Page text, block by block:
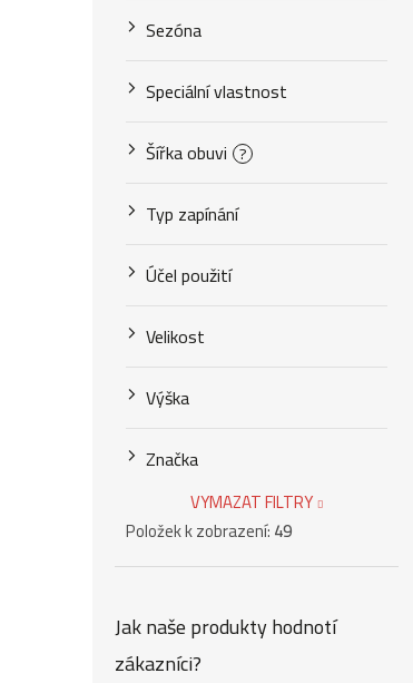
Sezóna
Speciální vlastnost
Šířka obuvi ?
Typ zapínání
Účel použití
Velikost
Výška
Značka
VYMAZAT FILTRY
Položek k zobrazení:49
Jak naše produkty hodnotí
zákazníci?